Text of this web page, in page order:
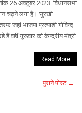
26 अक्टूबर 2023: विधानसभा
चढ़ने लगा है। सुरखी
जहां भाजपा प्रत्याशी गोविन्द
हैं वहीं गुरूवार को केन्द्रीय मंत्री
Read More
पुराने पोस्ट →